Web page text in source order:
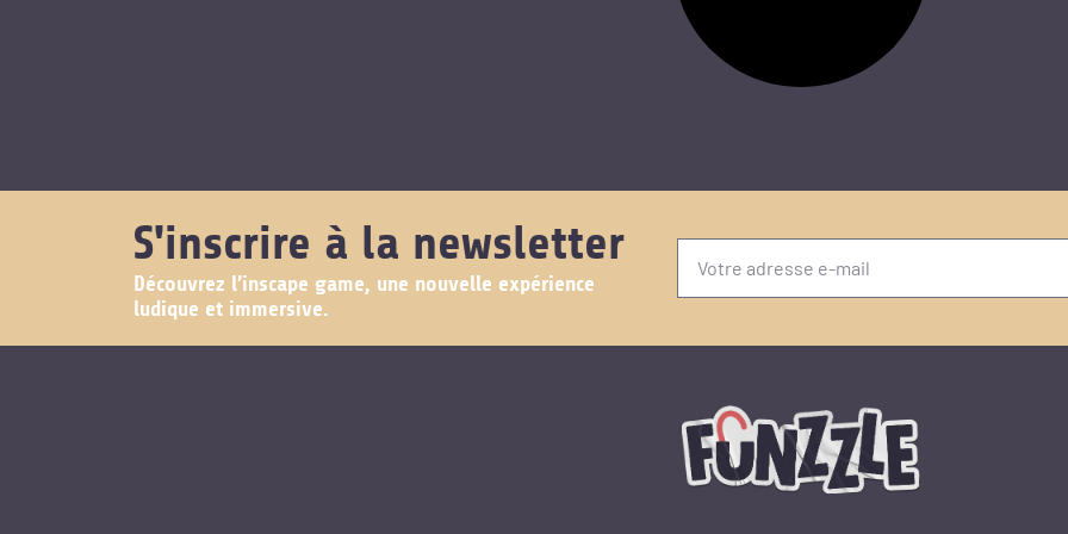
S'inscrire à la newsletter
Découvrez l’inscape game, une nouvelle expérience
ludique et immersive.